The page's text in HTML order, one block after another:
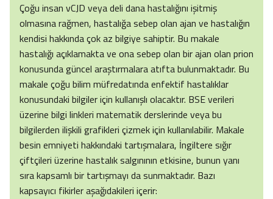
Çoğu insan vCJD veya deli dana hastalığını işitmiş
olmasına rağmen, hastalığa sebep olan ajan ve hastalığın
kendisi hakkında çok az bilgiye sahiptir. Bu makale
hastalığı açıklamakta ve ona sebep olan bir ajan olan prion
konusunda güncel araştırmalara atıfta bulunmaktadır. Bu
makale çoğu bilim müfredatında enfektif hastalıklar
konusundaki bilgiler için kullanışlı olacaktır. BSE verileri
üzerine bilgi linkleri matematik derslerinde veya bu
bilgilerden ilişkili grafikleri çizmek için kullanılabilir. Makale
besin emniyeti hakkındaki tartışmalara, İngiltere sığır
çiftçileri üzerine hastalık salgınının etkisine, bunun yanı
sıra kapsamlı bir tartışmayı da sunmaktadır. Bazı
kapsayıcı fikirler aşağıdakileri içerir: